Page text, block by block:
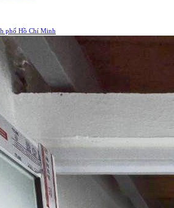
phố Hồ Chí Minh